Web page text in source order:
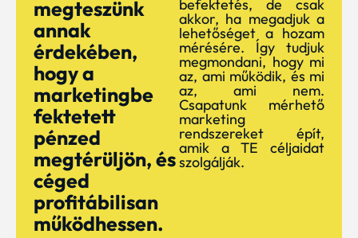
megteszünk
annak
érdekében,
hogy a
marketingbe
fektetett
pénzed
megtérüljön, és
céged
profitábilisan
működhessen.
befektetés, de csak
akkor, ha megadjuk a
lehetőséget a hozam
mérésére. Így tudjuk
megmondani, hogy mi
az, ami működik, és mi
az, ami nem.
Csapatunk mérhető
marketing
rendszereket épít,
amik a TE céljaidat
szolgálják.